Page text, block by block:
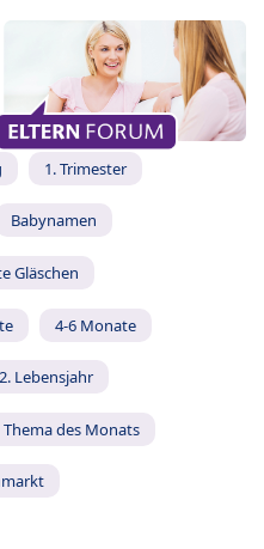
1. Trimester
Babynamen
Gläschen
4-6 Monate
Lebensjahr
Thema des Monats